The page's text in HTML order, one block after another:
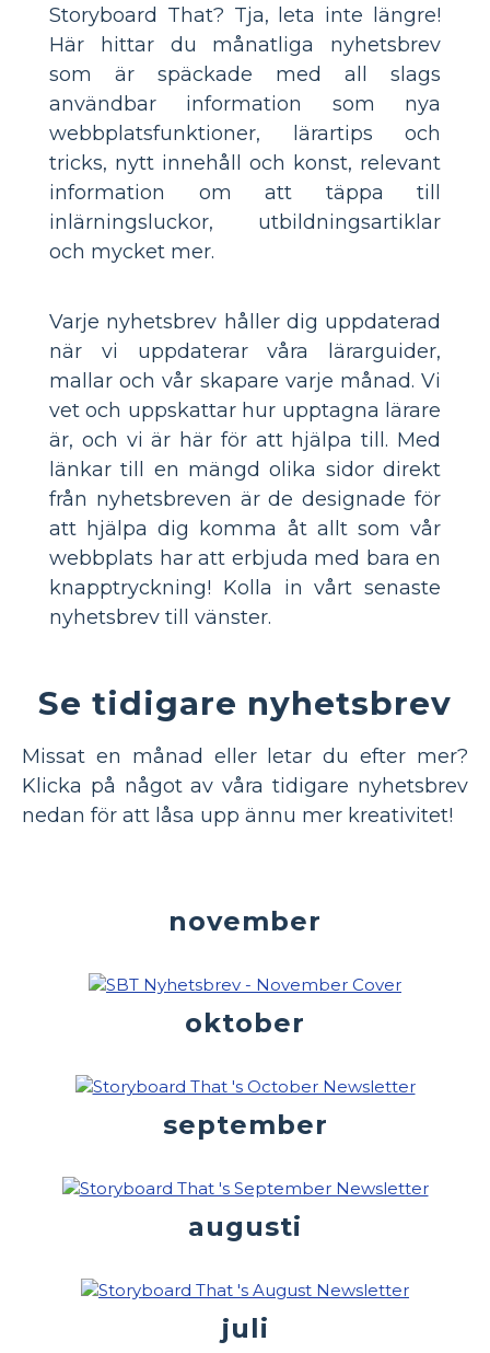
Storyboard That? Tja, leta inte längre!
Här hittar du månatliga nyhetsbrev
som är späckade med all slags
användbar information som nya
webbplatsfunktioner, lärartips och
tricks, nytt innehåll och konst, relevant
information om att täppa till
inlärningsluckor, utbildningsartiklar
och mycket mer.
Varje nyhetsbrev håller dig uppdaterad
när vi uppdaterar våra lärarguider,
mallar och vår skapare varje månad. Vi
vet och uppskattar hur upptagna lärare
är, och vi är här för att hjälpa till. Med
länkar till en mängd olika sidor direkt
från nyhetsbreven är de designade för
att hjälpa dig komma åt allt som vår
webbplats har att erbjuda med bara en
knapptryckning! Kolla in vårt senaste
nyhetsbrev till vänster.
Se tidigare nyhetsbrev
Missat en månad eller letar du efter mer?
Klicka på något av våra tidigare nyhetsbrev
nedan för att låsa upp ännu mer kreativitet!
november
oktober
september
augusti
juli